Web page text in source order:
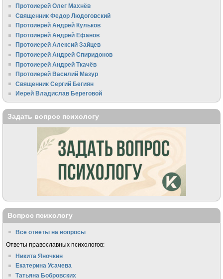
Протоиерей Олег Махнёв
Священник Федор Людоговский
Протоиерей Андрей Кульков
Протоиерей Андрей Ефанов
Протоиерей Алексий Зайцев
Протоиерей Андрей Спиридонов
Протоиерей Андрей Ткачёв
Протоиерей Василий Мазур
Священник Сергий Бегиян
Иерей Владислав Береговой
Задать вопрос психологу
Вопрос психологу
Все ответы на вопросы
Ответы православных психологов:
Никита Яночкин
Екатерина Усачева
Татьяна Бобровских